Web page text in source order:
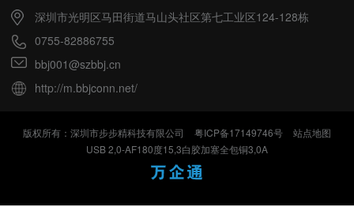
深圳市光明区马田街道马山头社区第七工业区124-128栋
0755-82886755
bbj001@szbbj.cn
http://m.bbjconn.net/
版权所有：深圳市步步精科技有限公司 粤ICP备17149746号
站点地图
USB 2,0-AF180度15,3白胶加塞全包铜3,0A